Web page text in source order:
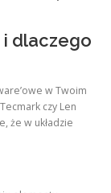
i dlaczego
w Twoim
czy Len
że w układzie